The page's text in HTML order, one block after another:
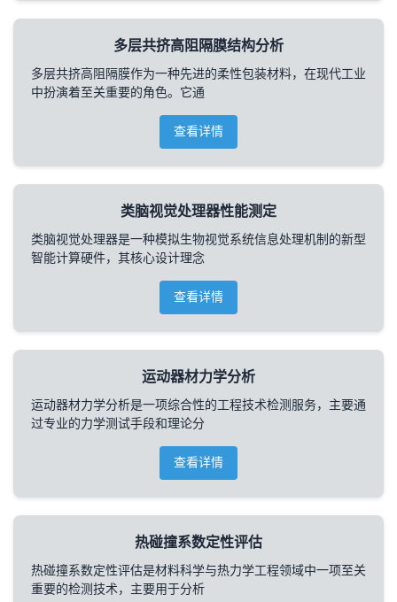
多层共挤高阻隔膜结构分析
多层共挤高阻隔膜作为一种先进的柔性包装材料，在现代工业
中扮演着至关重要的角色。它通
查看详情
类脑视觉处理器性能测定
类脑视觉处理器是一种模拟生物视觉系统信息处理机制的新型
智能计算硬件，其核心设计理念
查看详情
运动器材力学分析
运动器材力学分析是一项综合性的工程技术检测服务，主要通
过专业的力学测试手段和理论分
查看详情
热碰撞系数定性评估
热碰撞系数定性评估是材料科学与热力学工程领域中一项至关
重要的检测技术，主要用于分析